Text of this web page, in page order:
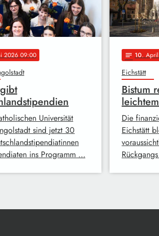
2026 09:00
Universität
sind jetzt 30
ins Programm …
notes 10.
Eichstätt
Bistum
Die
Eichstätt